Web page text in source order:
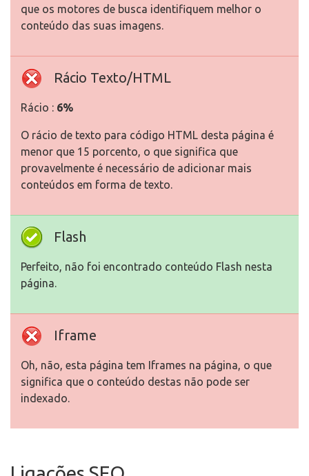
que os motores de busca identifiquem melhor o
conteúdo das suas imagens.
Rácio Texto/HTML
Rácio : 6%
O rácio de texto para código HTML desta página é
menor que 15 porcento, o que significa que
provavelmente é necessário de adicionar mais
conteúdos em forma de texto.
Flash
Perfeito, não foi encontrado conteúdo Flash nesta
página.
Iframe
Oh, não, esta página tem Iframes na página, o que
significa que o conteúdo destas não pode ser
indexado.